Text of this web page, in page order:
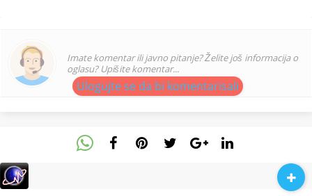
Imate komentar ili javno pitanje? Želite još informacija o
oglasu? Upišite komentar...
Ulogujte se da bi komentarisali